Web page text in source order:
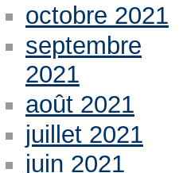
octobre 2021
septembre
2021
août 2021
juillet 2021
juin 2021